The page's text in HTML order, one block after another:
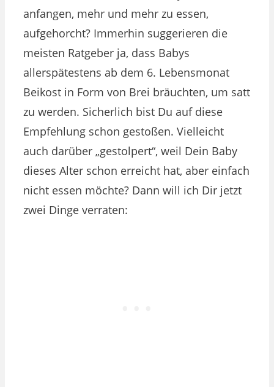
anfangen, mehr und mehr zu essen,
aufgehorcht? Immerhin suggerieren die
meisten Ratgeber ja, dass Babys
allerspätestens ab dem 6. Lebensmonat
Beikost in Form von Brei bräuchten, um satt
zu werden. Sicherlich bist Du auf diese
Empfehlung schon gestoßen. Vielleicht
auch darüber „gestolpert“, weil Dein Baby
dieses Alter schon erreicht hat, aber einfach
nicht essen möchte? Dann will ich Dir jetzt
zwei Dinge verraten: